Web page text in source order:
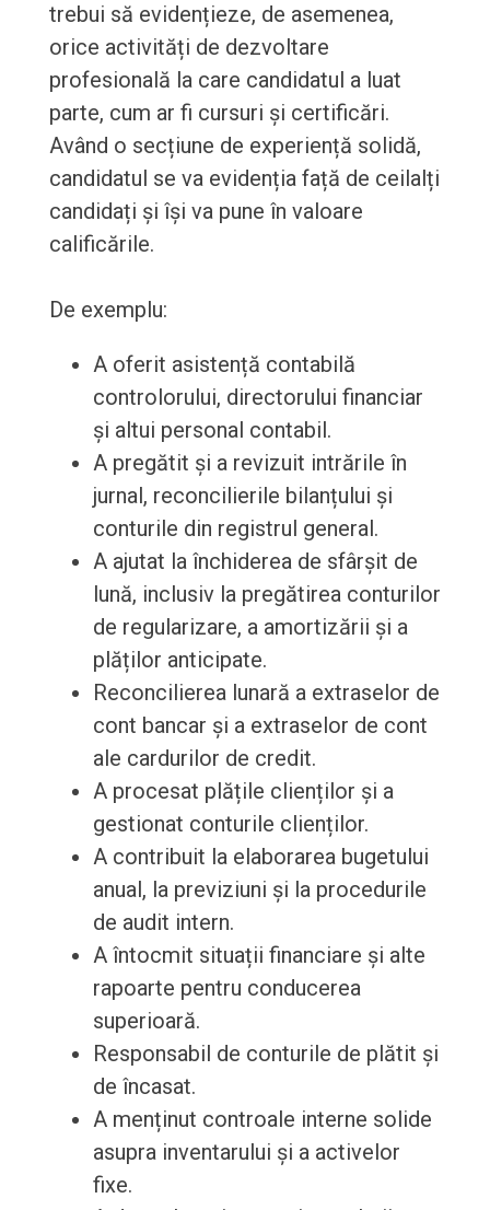
trebui să evidențieze, de asemenea,
orice activități de dezvoltare
profesională la care candidatul a luat
parte, cum ar fi cursuri și certificări.
Având o secțiune de experiență solidă,
candidatul se va evidenția față de ceilalți
candidați și își va pune în valoare
calificările.
De exemplu:
A oferit asistență contabilă
controlorului, directorului financiar
și altui personal contabil.
A pregătit și a revizuit intrările în
jurnal, reconcilierile bilanțului și
conturile din registrul general.
A ajutat la închiderea de sfârșit de
lună, inclusiv la pregătirea conturilor
de regularizare, a amortizării și a
plăților anticipate.
Reconcilierea lunară a extraselor de
cont bancar și a extraselor de cont
ale cardurilor de credit.
A procesat plățile clienților și a
gestionat conturile clienților.
A contribuit la elaborarea bugetului
anual, la previziuni și la procedurile
de audit intern.
A întocmit situații financiare și alte
rapoarte pentru conducerea
superioară.
Responsabil de conturile de plătit și
de încasat.
A menținut controale interne solide
asupra inventarului și a activelor
fixe.